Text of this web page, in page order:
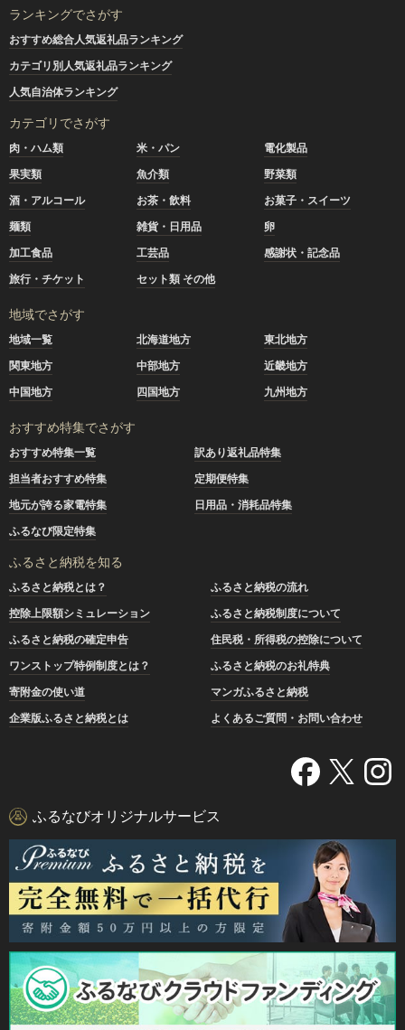
ランキングでさがす
おすすめ総合人気返礼品ランキング
カテゴリ別人気返礼品ランキング
人気自治体ランキング
カテゴリでさがす
肉・ハム類 米・パン
電化製品
果実類
魚介類
野菜類
酒・アルコール
お茶・飲料
お菓子・スイーツ
麺類
雑貨・日用品
卵
加工食品
工芸品
感謝状・記念品
旅行・チケット
セット類 その他
地域でさがす
地域一覧 北海道地方
東北地方
関東地方
中部地方
近畿地方
中国地方
四国地方 九州地方
おすすめ特集でさがす
おすすめ特集一覧
訳あり返礼品特集
担当者おすすめ特集
定期便特集
地元が誇る家電特集
日用品・消耗品特集
ふるなび限定特集
ふるさと納税を知る
ふるさと納税とは？
ふるさと納税の流れ
控除上限額シミュレーション
ふるさと納税制度について
ふるさと納税の確定申告
住民税・所得税の控除について
ワンストップ特例制度とは？
ふるさと納税のお礼特典
寄附金の使い道
マンガふるさと納税
企業版ふるさと納税とは
よくあるご質問・お問い合わせ
ふるなびオリジナルサービス